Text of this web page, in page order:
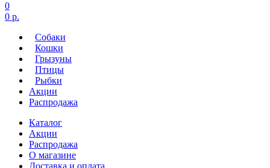
0
0 р.
Собаки
Кошки
Грызуны
Птицы
Рыбки
Акции
Распродажа
Каталог
Акции
Распродажа
О магазине
Доставка и оплата